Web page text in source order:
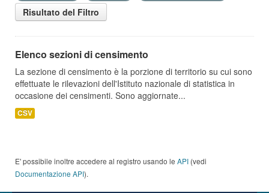
Risultato del Filtro
Elenco sezioni di censimento
La sezione di censimento è la porzione di territorio su cui sono
effettuate le rilevazioni dell'Istituto nazionale di statistica in
occasione dei censimenti. Sono aggiornate...
CSV
E' possibile inoltre accedere al registro usando le API (vedi
Documentazione API).